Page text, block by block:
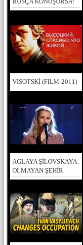
VISOTSKİ (FILM-2011)
AGLAYA ŞİLOVSKAYA:
OLMAYAN ŞEHİR